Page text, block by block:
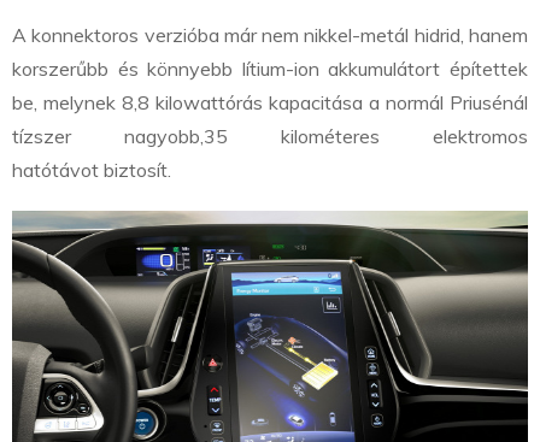
A konnektoros verzióba már nem nikkel-metál hidrid, hanem
korszerűbb és könnyebb lítium-ion akkumulátort építettek
be, melynek 8,8 kilowattórás kapacitása a normál Priusénál
tízszer nagyobb, 35 kilométeres elektromos
hatótávot biztosít.